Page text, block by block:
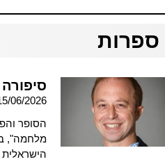
ספרות
06/2026
הסופר
מלחמה",